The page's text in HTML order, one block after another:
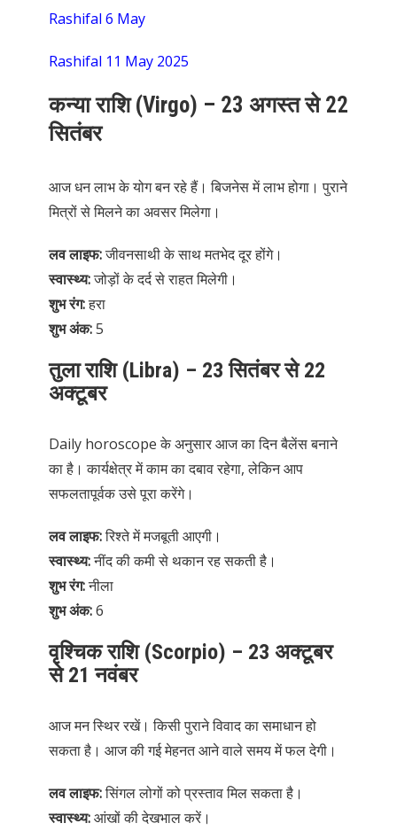
Rashifal 6 May
Rashifal 11 May 2025
कन्या राशि (Virgo) – 23 अगस्त से 22
सितंबर
आज धन लाभ के योग बन रहे हैं। बिजनेस में लाभ होगा। पुराने
मित्रों से मिलने का अवसर मिलेगा।
लव लाइफ:जीवनसाथी के साथ मतभेद दूर होंगे।
स्वास्थ्य:जोड़ों के दर्द से राहत मिलेगी।
शुभ रंग:हरा
शुभ अंक:5
तुला राशि (Libra) – 23 सितंबर से 22
अक्टूबर
Daily horoscope के अनुसार आज का दिन बैलेंस बनाने
का है। कार्यक्षेत्र में काम का दबाव रहेगा, लेकिन आप
सफलतापूर्वक उसे पूरा करेंगे।
लव लाइफ:रिश्ते में मजबूती आएगी।
स्वास्थ्य:नींद की कमी से थकान रह सकती है।
शुभ रंग:नीला
शुभ अंक:6
वृश्चिक राशि (Scorpio) – 23 अक्टूबर
से 21 नवंबर
आज मन स्थिर रखें। किसी पुराने विवाद का समाधान हो
सकता है। आज की गई मेहनत आने वाले समय में फल देगी।
लव लाइफ:सिंगल लोगों को प्रस्ताव मिल सकता है।
स्वास्थ्य:आंखों की देखभाल करें।